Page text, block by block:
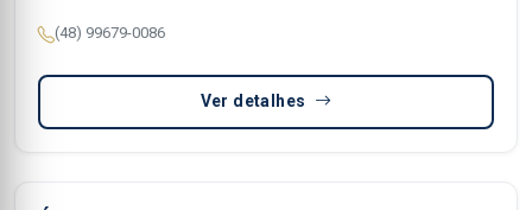
(48) 99679-0086
Ver detalhes